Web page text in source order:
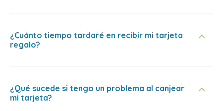
¿Cuánto tiempo tardaré en recibir mi tarjeta
regalo?
¿Qué sucede si tengo un problema al canjear
mi tarjeta?